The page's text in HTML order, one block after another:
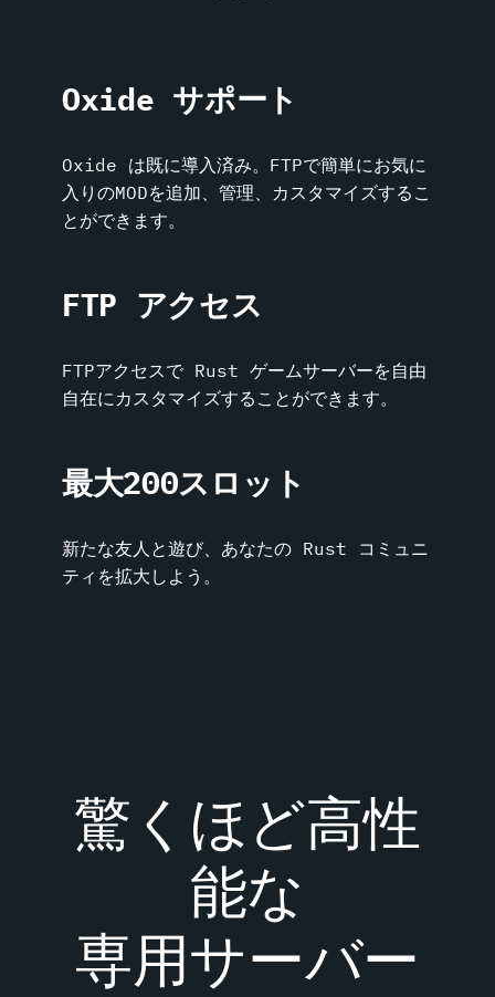
Oxide サポート
Oxide は既に導入済み。FTPで簡単にお気に
入りのMODを追加、管理、カスタマイズするこ
とができます。
FTP アクセス
FTPアクセスで Rust ゲームサーバーを自由
自在にカスタマイズすることができます。
最大200スロット
新たな友人と遊び、あなたの Rust コミュニ
ティを拡大しよう。
驚くほど高性
能な
専用サーバー